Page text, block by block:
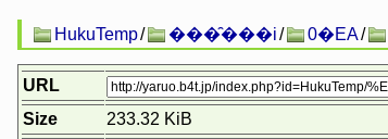
HukuTemp/ ���̑���i/ 0�EA/
URL
Size
233.32 KiB